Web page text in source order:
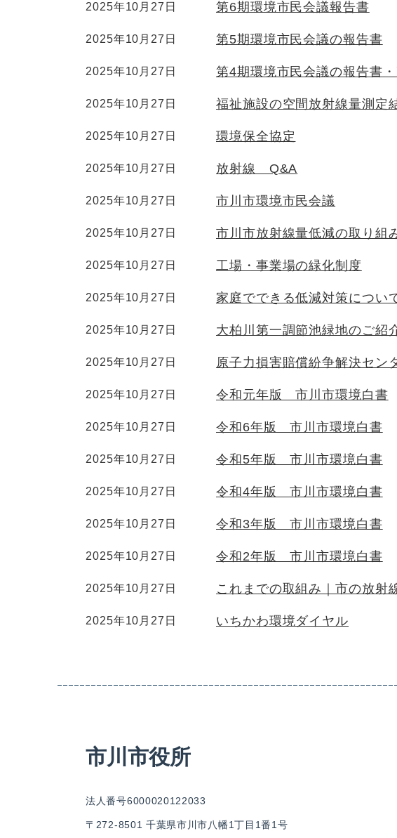
2025年10月27日 第6期環境市民会議報告書
2025年10月27日 第5期環境市民会議の報告書
2025年10月27日 第4期環境市民会議の報告書・
2025年10月27日 福祉施設の空間放射線量測定
2025年10月27日 環境保全協定
2025年10月27日 放射線 Q&A
2025年10月27日 市川市環境市民会議
2025年10月27日 市川市放射線量低減の取り組
2025年10月27日 工場・事業場の緑化制度
2025年10月27日 家庭でできる低減対策につい
2025年10月27日 大柏川第一調節池緑地のご紹
2025年10月27日 原子力損害賠償紛争解決セン
2025年10月27日 令和元年版 市川市環境白書
2025年10月27日 令和6年版 市川市環境白書
2025年10月27日 令和5年版 市川市環境白書
2025年10月27日 令和4年版 市川市環境白書
2025年10月27日 令和3年版 市川市環境白書
2025年10月27日 令和2年版 市川市環境白書
2025年10月27日 これまでの取組み｜市の放射
2025年10月27日 いちかわ環境ダイヤル
市川市役所
法人番号6000020122033
〒272-8501 千葉県市川市八幡1丁目1番1号